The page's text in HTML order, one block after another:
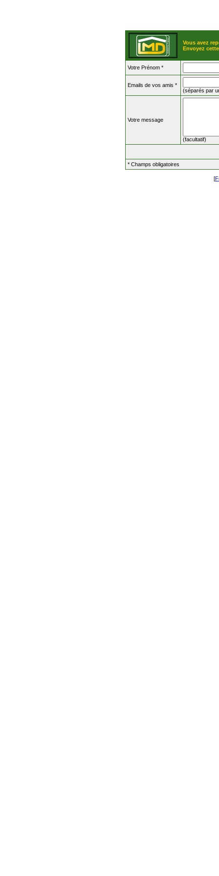
Vous avez
Envoyez
Votre Prénom *
Emails de vos amis *
(séparés par
Votre message
(facultatif)
* Champs obligatoires
[